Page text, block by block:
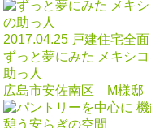
2017.04.25 戸建住宅全
ずっと夢にみた メキシ
助っ人
広島市安佐南区 M様邸